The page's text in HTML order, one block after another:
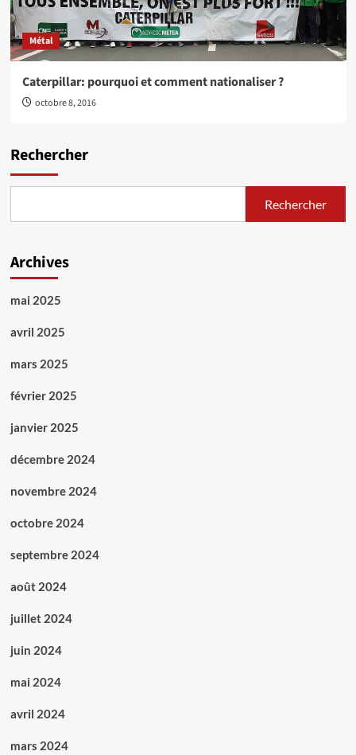
Métal
Caterpillar: pourquoi et comment nationaliser ?
octobre 8, 2016
Rechercher
Rechercher
Archives
mai 2025
avril 2025
mars 2025
février 2025
janvier 2025
décembre 2024
novembre 2024
octobre 2024
septembre 2024
août 2024
juillet 2024
juin 2024
mai 2024
avril 2024
mars 2024